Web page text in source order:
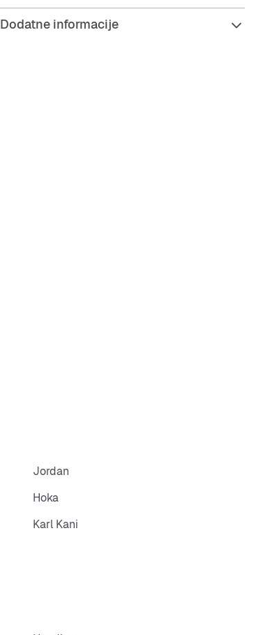
Dodatne informacije
Jordan
Hoka
Karl Kani